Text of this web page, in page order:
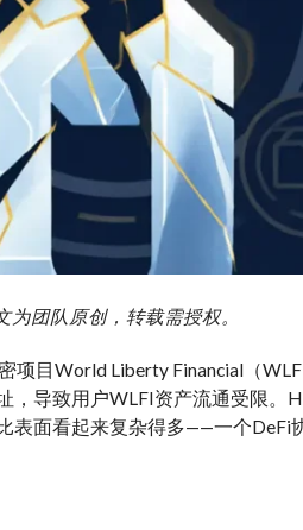
团队原创，转载需授权。
目World Liberty Financial（
导致用户WLFI资产流通受限。
表面看起来复杂得多——一个DeFi